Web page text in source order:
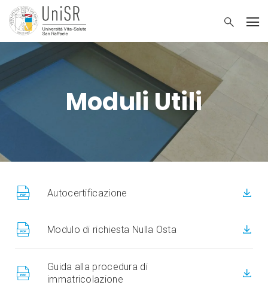
Moduli Utili
Autocertificazione
Modulo di richiesta Nulla Osta
Guida alla procedura di
immatricolazione